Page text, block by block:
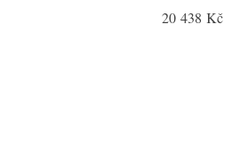
20 438 Kč